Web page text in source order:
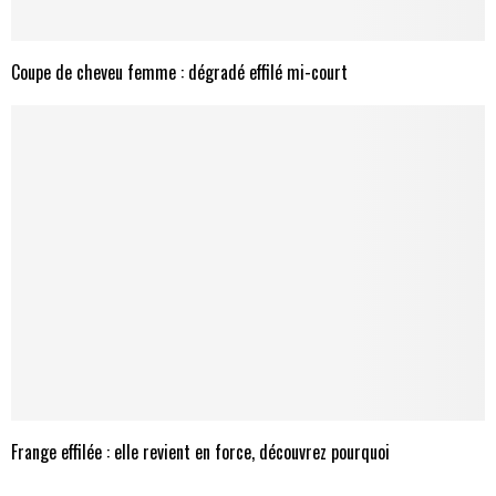
Coupe de cheveu femme : dégradé effilé mi-court
Frange effilée : elle revient en force, découvrez pourquoi